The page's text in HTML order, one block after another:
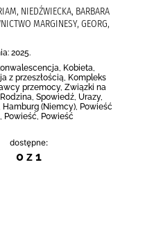
NIEDŹWIECKA, BARBARA
MARGINESY, GEORG,
2025.
Kobieta,
z przeszłością, Kompleks
przemocy, Związki na
Spowiedź, Urazy,
Hamburg (Niemcy), Powieść
Powieść, Powieść
dostępne:
0 z 1